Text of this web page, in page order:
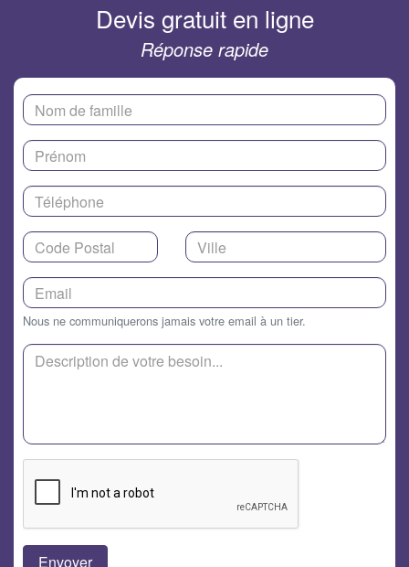
Devis gratuit en ligne
Réponse rapide
Nous ne communiquerons jamais votre email à un tier.